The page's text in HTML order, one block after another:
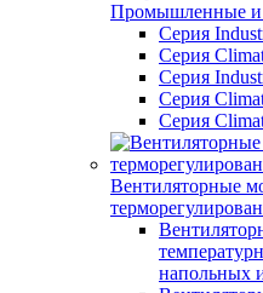
Промышленные и
Серия
Серия
Серия
Серия
Серия
Вентиляторные
напольных